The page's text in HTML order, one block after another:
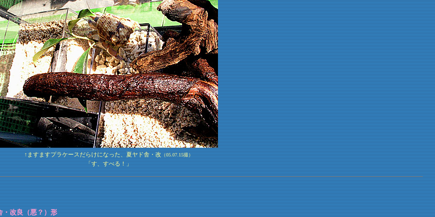
↑ますますプラケースだらけになった、夏ヤド舎・改（05.07.15撮）
「す、すべる！」
・改良（悪？）形